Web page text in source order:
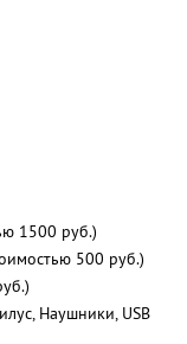
1500 руб.)
500 руб.)
Наушники, USB